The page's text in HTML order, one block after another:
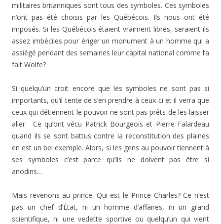
militaires britanniques sont tous des symboles. Ces symboles
n’ont pas été choisis par les Québécois. Ils nous ont été
imposés. Si les Québécois étaient vraiment libres, seraient-ils
assez imbéciles pour ériger un monument à un homme qui a
assiégé pendant des semaines leur capital national comme l’a
fait Wolfe?
Si quelqu’un croit encore que les symboles ne sont pas si
importants, qu’il tente de s’en prendre à ceux-ci et il verra que
ceux qui détiennent le pouvoir ne sont pas prêts de les laisser
aller. Ce qu’ont vécu Patrick Bourgeois et Pierre Falardeau
quand ils se sont battus contre la reconstitution des plaines
en est un bel exemple. Alors, si les gens au pouvoir tiennent à
ses symboles c’est parce qu’ils ne doivent pas être si
anodins…
Mais revenons au prince. Qui est le Prince Charles? Ce n’est
pas un chef d’État, ni un homme d’affaires, ni un grand
scientifique, ni une vedette sportive ou quelqu’un qui vient